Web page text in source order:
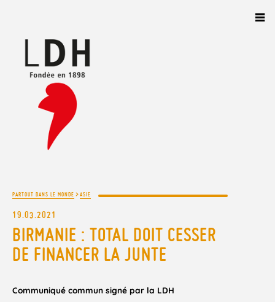
PARTOUT DANS LE MONDE >ASIE
19.03.2021
BIRMANIE : TOTAL DOIT CESSER
DE FINANCER LA JUNTE
Communiqué commun signé par la LDH